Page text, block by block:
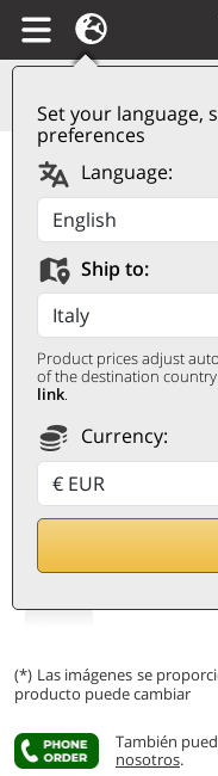
Set your language,
preferences
Language:
Ship to:
Product prices adjust
of the destination
link.
Currency:
Toscana
Centine
BANFI
0,75 ℓ
(*) Las imágenes se
producto puede cambiar
También
nosotros.